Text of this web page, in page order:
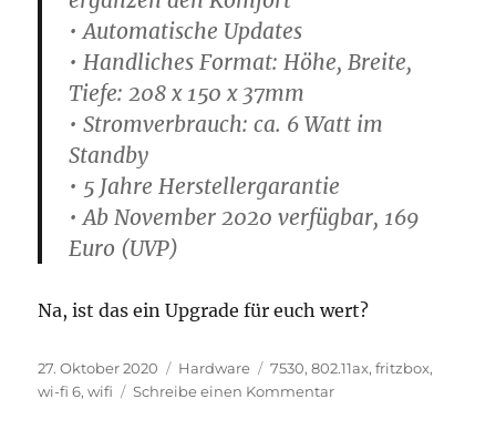
• Automatische Updates
• Handliches Format: Höhe, Breite,
Tiefe: 208 x 150 x 37mm
• Stromverbrauch: ca. 6 Watt im
Standby
• 5 Jahre Herstellergarantie
• Ab November 2020 verfügbar, 169
Euro (UVP)
Na, ist das ein Upgrade für euch wert?
Veröffentlicht
am
27. Oktober 2020 Kategorien
Hardware Schlagwörter
7530,802.11ax,fritzbox,
wi-fi 6,wifi Schreibe einen Kommentarzu